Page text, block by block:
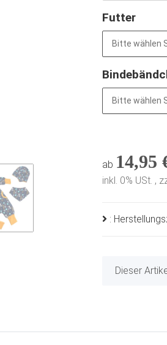
Futter
Bitte wählen
Bitte wählen
ab 14,95
inkl. 0% USt. ,
:
x
Dieser